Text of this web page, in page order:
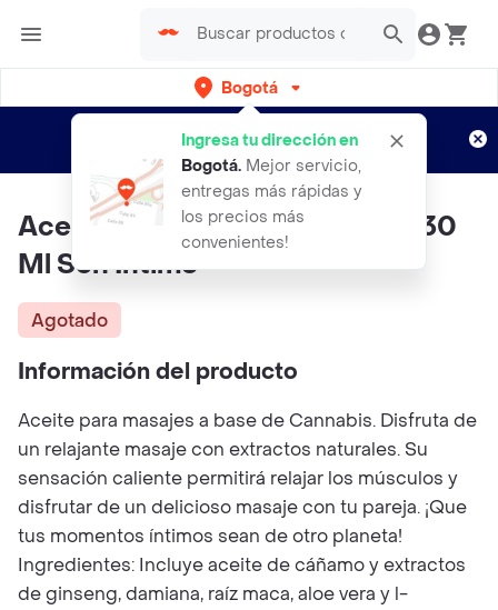
Bogotá
Ingresa tu dirección en
Bogotá. Mejor servicio,
entregas más rápidas y
los precios más
convenientes!
envíos gratis por semanas
Aplican TyC
Aceite Para Masajes Euforia X 30
Ml Sen Intimo
Agotado
Información del producto
Aceite para masajes a base de Cannabis. Disfruta de
un relajante masaje con extractos naturales. Su
sensación caliente permitirá relajar los músculos y
disfrutar de un delicioso masaje con tu pareja. ¡Que
tus momentos íntimos sean de otro planeta!
Ingredientes: Incluye aceite de cáñamo y extractos
de ginseng, damiana, raíz maca, aloe vera y l-